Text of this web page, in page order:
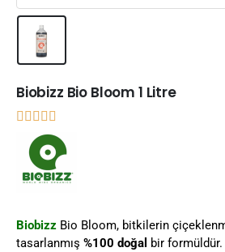
Biobizz Bio Bloom 1 Litre
Biobizz Bio Bloom, bitkilerin
tasarlanmış %100 doğal bir